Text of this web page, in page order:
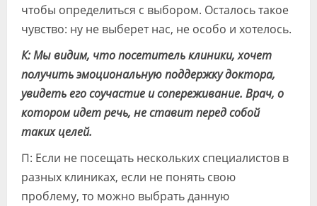
чтобы определиться с выбором. Осталось такое
чувство: ну не выберет нас, не особо и хотелось.
К: Мы видим, что посетитель клиники, хочет
получить эмоциональную поддержку доктора,
увидеть его соучастие и сопереживание. Врач, о
котором идет речь, не ставит перед собой
таких целей.
П: Если не посещать нескольких специалистов в
разных клиниках, если не понять свою
проблему, то можно выбрать данную